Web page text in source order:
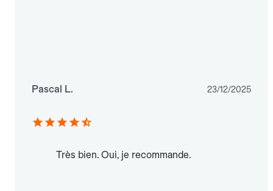
Pascal L. 23/12/2025
Très bien. Oui, je recommande.